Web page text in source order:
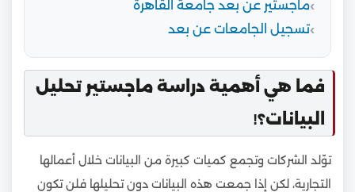
ماجستير عن بعد جامعة القاهرة
تسجيل الجامعات عن بعد
فما هي أهمية دراسة ماجستير تحليل
البيانات؟!
توّلد الشركات وتجمع كميات كبيرة من البيانات خلال أعمالها
التجارية، لكن إذا جمعت هذه البيانات دون تحليلها فلن تكون